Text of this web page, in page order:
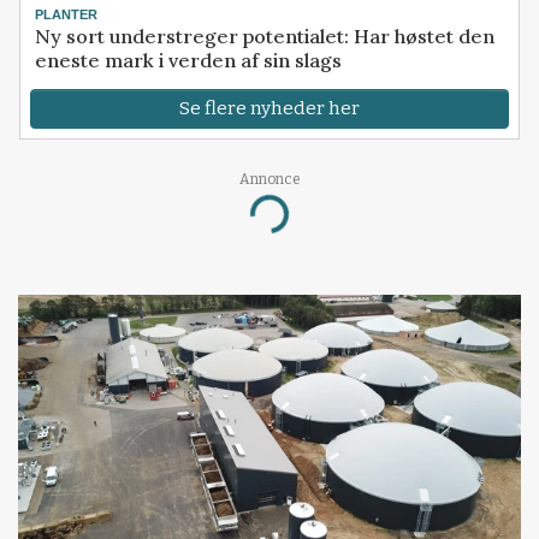
PLANTER
Ny sort understreger potentialet: Har høstet den
eneste mark i verden af sin slags
Se flere nyheder her
Annonce
Loading...